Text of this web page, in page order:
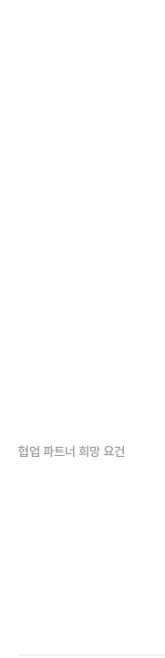
협업 파트너 희망 요건